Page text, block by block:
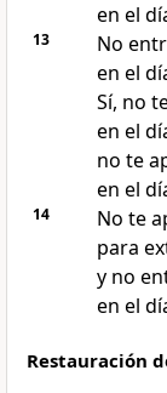
en el
13
No
en el
Sí, no
en el
no te
en el
14
No te
para
y no
en el
Restauración